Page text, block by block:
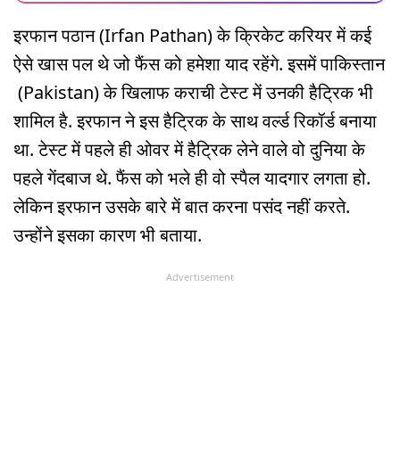
इरफान पठान (Irfan Pathan) के क्रिकेट करियर में कई
ऐसे खास पल थे जो फैंस को हमेशा याद रहेंगे. इसमें पाकिस्तान
(Pakistan) के खिलाफ कराची टेस्ट में उनकी हैट्रिक भी
शामिल है. इरफान ने इस हैट्रिक के साथ वर्ल्ड रिकॉर्ड बनाया
था. टेस्ट में पहले ही ओवर में हैट्रिक लेने वाले वो दुनिया के
पहले गेंदबाज थे. फैंस को भले ही वो स्पैल यादगार लगता हो.
लेकिन इरफान उसके बारे में बात करना पसंद नहीं करते.
उन्होंने इसका कारण भी बताया.
Advertisement